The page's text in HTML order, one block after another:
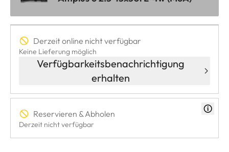
Derzeit online nicht verfügbar
Keine Lieferung möglich
Verfügbarkeitsbenachrichtigung
erhalten
Reservieren & Abholen
Derzeit nicht verfügbar